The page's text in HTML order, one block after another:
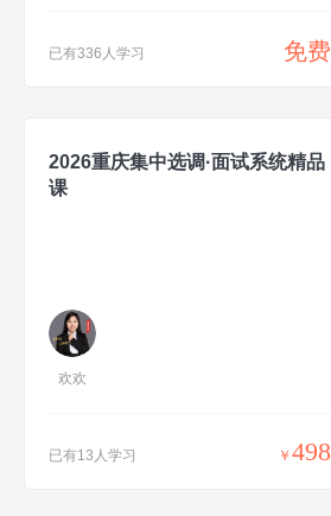
已有336人学习 免费
2026重庆集中选调·面试系统精品
课
欢欢
已有13人学习 ￥ 498